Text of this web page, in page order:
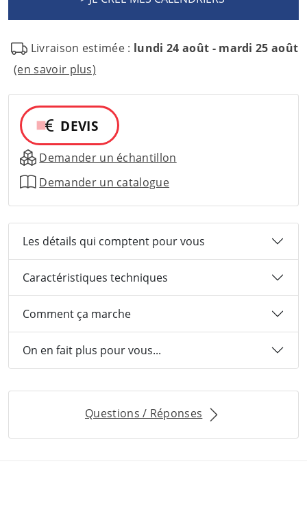
Livraison estimée : lundi 24 août - mardi 25 août
(en savoir plus)
DEVIS
Demander un échantillon
Demander un catalogue
Les détails qui comptent pour vous
Caractéristiques techniques
Comment ça marche
On en fait plus pour vous...
Questions / Réponses